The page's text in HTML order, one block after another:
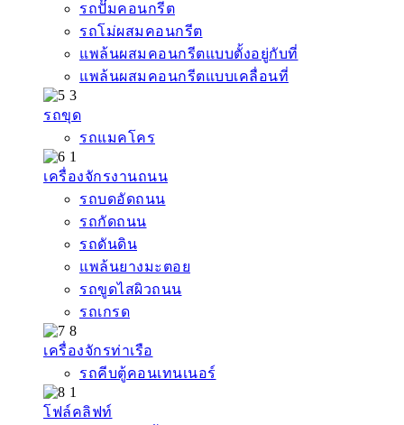
รถปั๊มคอนกรีต
รถโม่ผสมคอนกรีต
แพล้นผสมคอนกรีตแบบตั้งอยู่กับที่
แพล้นผสมคอนกรีตแบบเคลื่อนที่
รถขุด
รถแมคโคร
เครื่องจักรงานถนน
รถบดอัดถนน
รถกัดถนน
รถดันดิน
แพล้นยางมะตอย
รถขูดไสผิวถนน
รถเกรด
เครื่องจักรท่าเรือ
รถคีบตู้คอนเทนเนอร์
โฟล์คลิฟท์